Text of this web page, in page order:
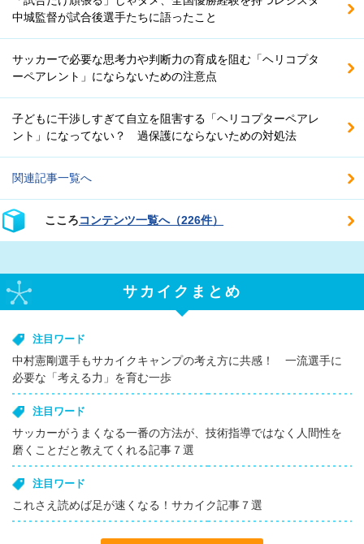
中城監督が試合後選手たちに語ったこと
サッカーで必要な思考力や判断力の育成を阻む「ヘリコプタ
ーペアレント」にならないための注意点
子どもに干渉しすぎて自立を阻害する「ヘリコプターペアレ
ント」になってない？ 過保護にならないための対処法
関連記事一覧へ
こころコンテンツ一覧へ（226件）
サカイクまとめ
注目ワード
中村憲剛選手もサカイクキャンプの考え方に共感！ 一流選手に
必要な「考える力」を育む一歩
注目ワード
サッカーがうまくなる一番の方法が、技術指導ではなく人間性を
磨くことだと教えてくれる記事７選
注目ワード
これさえ読めば足が速くなる！サカイク記事７選